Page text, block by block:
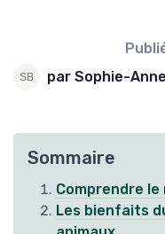
par Sophie-
Sommaire
Comprendre
Les bienfaits